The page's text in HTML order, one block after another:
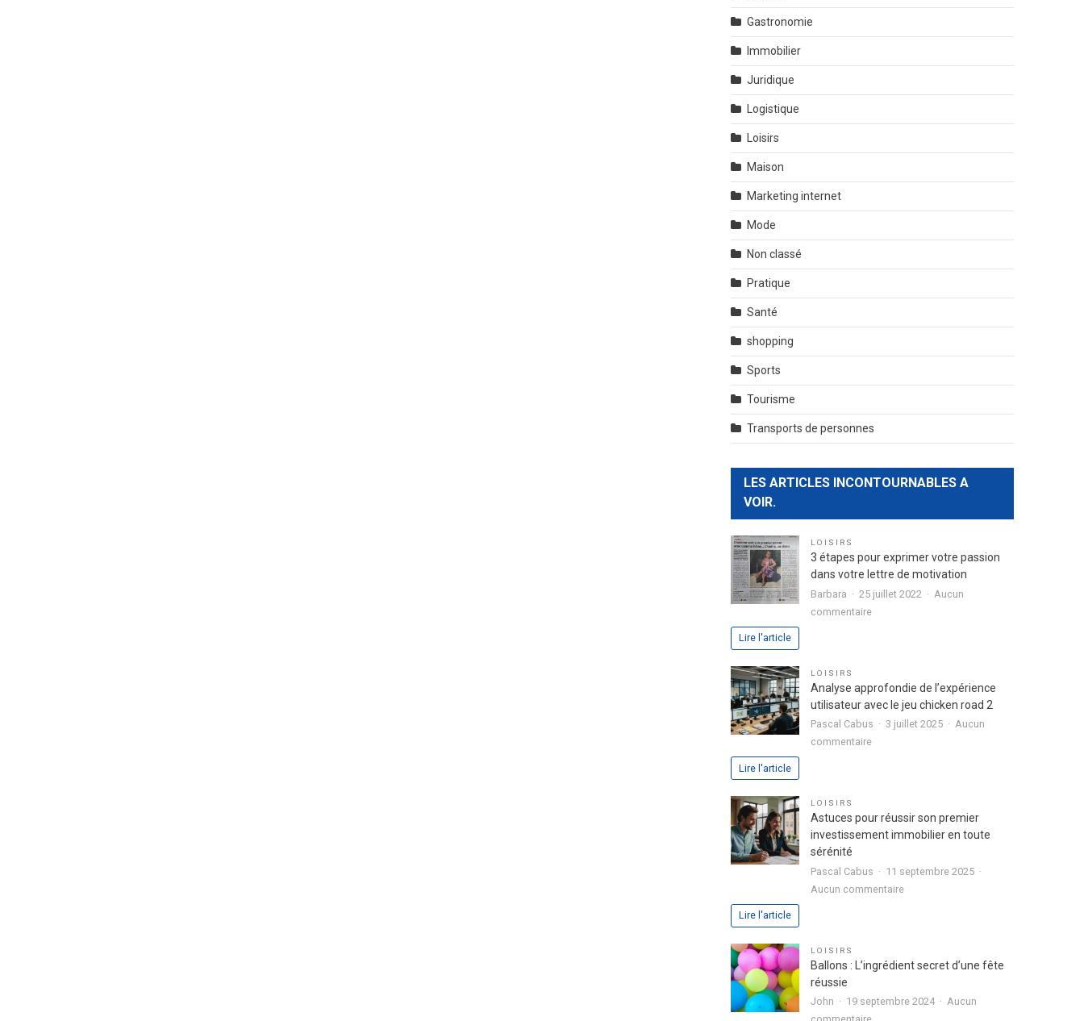
Gastronomie
Immobilier
Juridique
Logistique
Loisirs
Maison
Marketing internet
Mode
Non classé
Pratique
Santé
shopping
Sports
Tourisme
Transports de personnes
LES ARTICLES INCONTOURNABLES A
VOIR.
LOISIRS
3 étapes pour exprimer votre passion
dans votre lettre de motivation
Barbara 25 juillet 2022
Aucun
commentairesur
exprimer
votre
passion
Lire l'article
LOISIRS
Analyse approfondie de l’expérience
utilisateur avec le jeu chicken road 2
Pascal Cabus 3 juillet 2025
Aucun
commentairesur
l’expérience
utilisateur
Lire l'article
LOISIRS
Astuces pour réussir son premier
investissement immobilier en toute
sérénité
Pascal Cabus
11 septembre 2025
Aucun commentairesur
son
Lire l'article
LOISIRS
Ballons : L’ingrédient secret d’une fête
réussie
John 19 septembre 2024
Aucun
sur